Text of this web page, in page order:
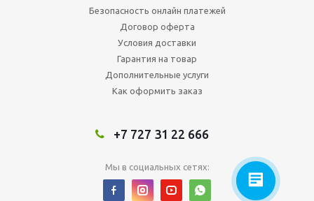
Безопасность онлайн платежей
Договор оферта
Условия доставки
Гарантия на товар
Дополнительные услуги
Как оформить заказ
+7 727 31 22 666
Мы в социальных сетях: